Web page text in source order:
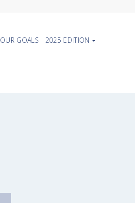
OUR GOALS 2025 EDITION